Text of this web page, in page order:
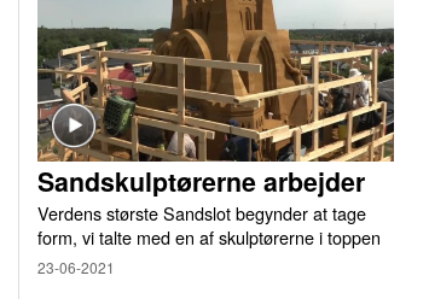
Sandskulptørerne arbejder
Verdens største Sandslot begynder at tage
form, vi talte med en af skulptørerne i toppen
23-06-2021